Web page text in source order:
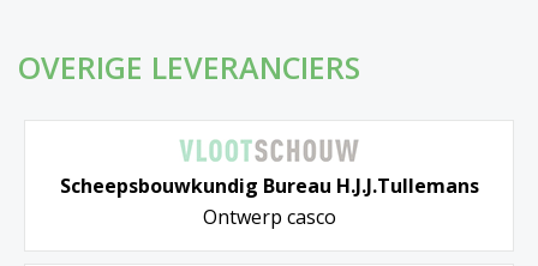
OVERIGE LEVERANCIERS
Scheepsbouwkundig Bureau H.J.J.Tullemans
Ontwerp casco